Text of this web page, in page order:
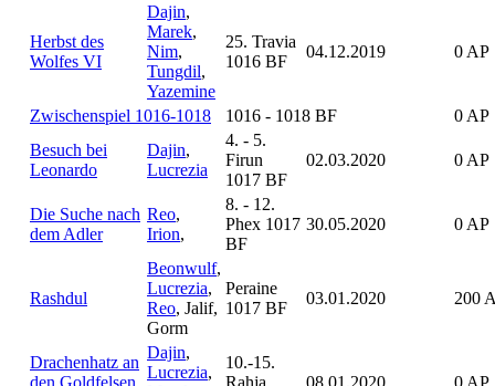
Herbst des
Wolfes VI
Dajin,
Marek,
Nim,
Tungdil,
Yazemine
25. Travia
1016 BF
04.12.2019 0 AP
Zwischenspiel 1016-1018 1016 - 1018 BF
0 AP
Besuch bei
Leonardo
Dajin,
Lucrezia
4. - 5.
Firun
1017 BF
02.03.2020 0 AP
Die Suche nach
dem Adler
Reo,
Irion,
8. - 12.
Phex 1017
BF
30.05.2020 0 AP
Rashdul
Beonwulf,
Lucrezia,
Reo, Jalif,
Gorm
Peraine
1017 BF
03.01.2020 200
Drachenhatz an
den Goldfelsen
Dajin,
Lucrezia,
10.-15.
Rahja
08.01.2020 0 AP